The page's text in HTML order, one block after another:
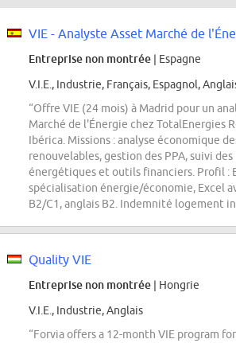
VIE - Analyste Asset Marché de
Entreprise non montrée | Espagne
V.I.E., Industrie, Français, Espagnol,
“Offre VIE (24 mois) à Madrid pour un
Marché de l'Énergie chez TotalEnergies
Ibérica. Missions : analyse économique
renouvelables, gestion des PPA, suivi des
énergétiques et outils financiers. Profil :
spécialisation énergie/économie, Excel
B2/C1, anglais B2. Indemnité logement
Quality VIE
Entreprise non montrée | Hongrie
V.I.E., Industrie, Anglais
“Forvia offers a 12-month VIE program for